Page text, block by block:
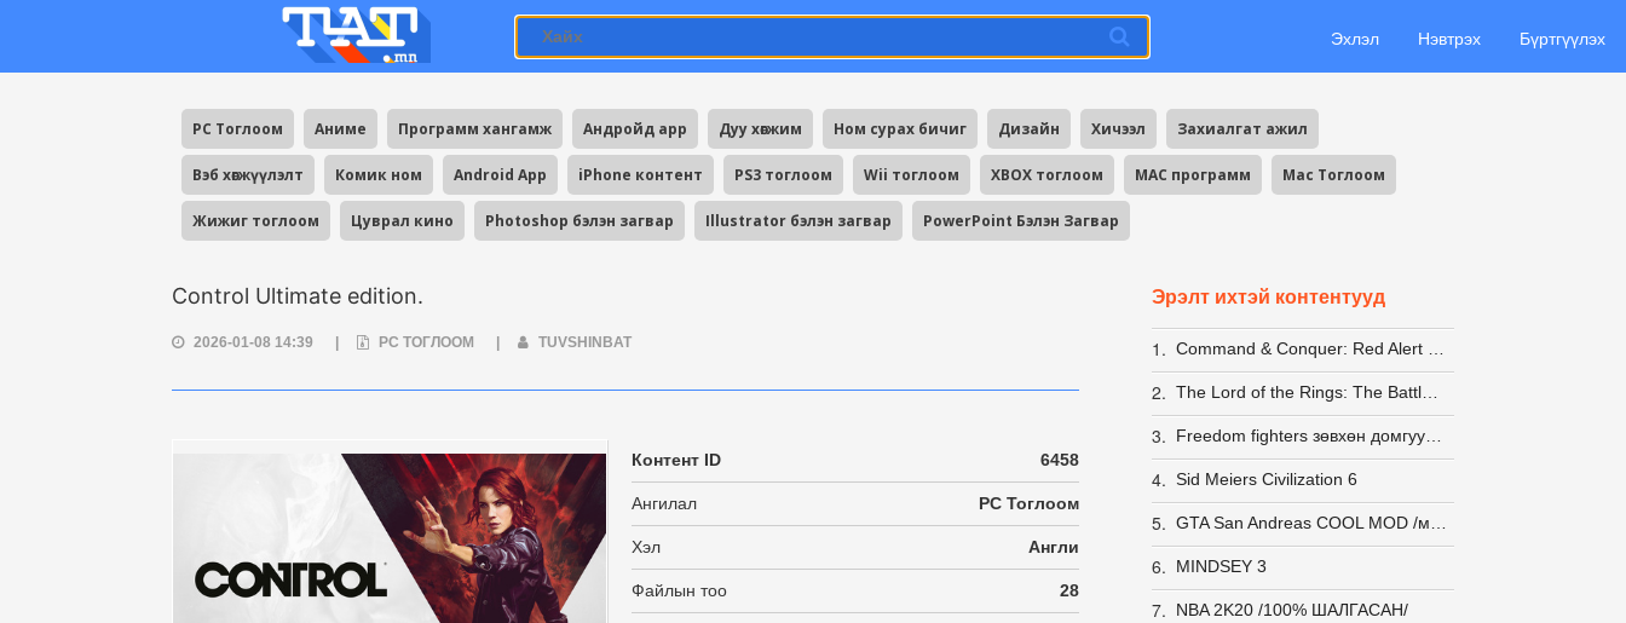
Эхлэл Нэвтрэх Бүртгүүлэх
PC Тоглоом Аниме Программ хангамж Андройд app Дуу хөгжим Ном сурах бичиг Дизайн Хичээл Захиалгат ажил
Вэб хөгжүүлэлт Комик ном Android App iPhone контент PS3 тоглоом Wii тоглоом XBOX тоглоом MAC программ Mac Тоглоом
Жижиг тоглоом Цуврал кино Photoshop бэлэн загвар Illustrator бэлэн загвар PowerPoint Бэлэн Загвар
Control Ultimate edition.
2026-01-08 14:39 PC ТОГЛООМ TUVSHINBAT
Контент ID 6458
Ангилал PC Тоглоом
Хэл Англи
Файлын тоо 28
Эрэлт ихтэй контентууд
1.
2.
3.
4. Sid Meiers Civilization 6
5.
6. MINDSEY 3
7. NBA 2K20 /100% ШАЛГАСАН/